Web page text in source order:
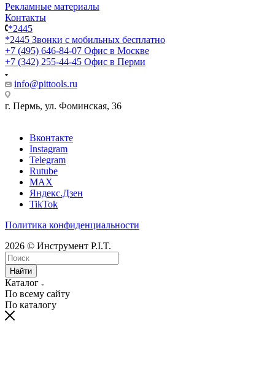
Рекламные материалы
Контакты
*2445
*2445 Звонки с мобильных бесплатно
+7 (495) 646-84-07 Офис в Москве
+7 (342) 255-44-45 Офис в Перми
info@pittools.ru
г. Пермь, ул. Фоминская, 36
Вконтакте
Instagram
Telegram
Rutube
MAX
Яндекс.Дзен
TikTok
Политика конфиденциальности
2026 © Инструмент P.I.T.
Найти
Каталог
По всему сайту
По каталогу